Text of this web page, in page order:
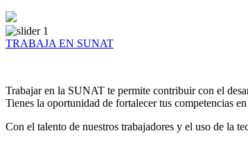
TRABAJA EN SUNAT
Trabajar en la SUNAT te permite contribuir con el
Tienes la oportunidad de fortalecer tus competencias
Con el talento de nuestros trabajadores y el uso de la